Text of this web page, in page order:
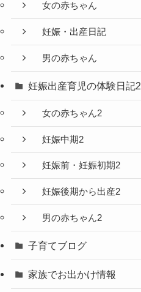
女の赤ちゃん
妊娠・出産日記
男の赤ちゃん
妊娠出産育児の体験日記2
女の赤ちゃん2
妊娠中期2
妊娠前・妊娠初期2
妊娠後期から出産2
男の赤ちゃん2
子育てブログ
家族でお出かけ情報